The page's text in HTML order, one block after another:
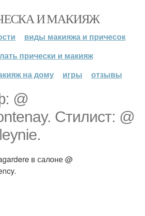
И МАКИЯЖ
виды макияжа и причесок
прически и макияж
на дому
игры отзывы
@
Стилист: @
в салоне @